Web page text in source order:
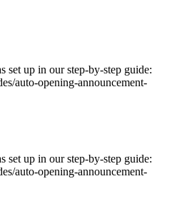
set up in our step-by-step guide:
auto-opening-announcement-
set up in our step-by-step guide:
auto-opening-announcement-